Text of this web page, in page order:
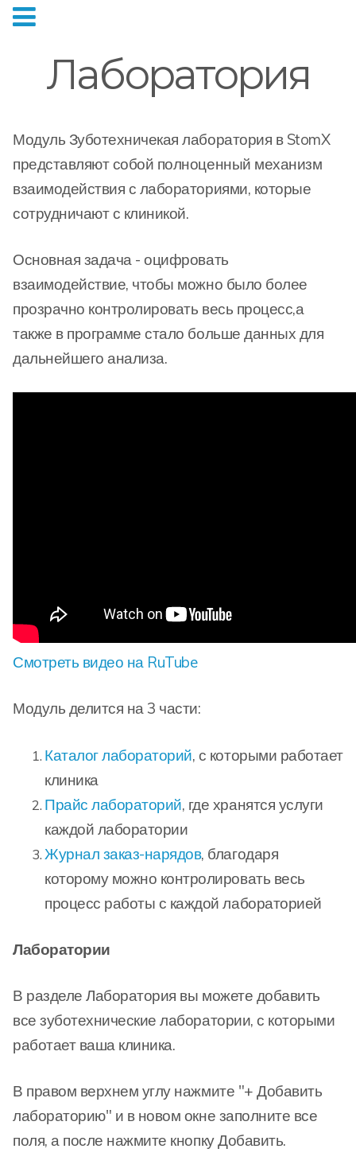
Лаборатория
Модуль Зуботехничекая лаборатория в StomX
представляют собой полноценный механизм
взаимодействия с лабораториями, которые
сотрудничают с клиникой.
Основная задача - оцифровать
взаимодействие, чтобы можно было более
прозрачно контролировать весь процесс,а
также в программе стало больше данных для
дальнейшего анализа.
Смотреть видео на RuTube
Модуль делится на 3 части:
Каталог лабораторий, с которыми работает
клиника
Прайс лабораторий, где хранятся услуги
каждой лаборатории
Журнал заказ-нарядов, благодаря
которому можно контролировать весь
процесс работы с каждой лабораторией
Лаборатории
В разделе Лаборатория вы можете добавить
все зуботехнические лаборатории, с которыми
работает ваша клиника.
В правом верхнем углу нажмите "+ Добавить
лабораторию" и в новом окне заполните все
поля, а после нажмите кнопку Добавить.